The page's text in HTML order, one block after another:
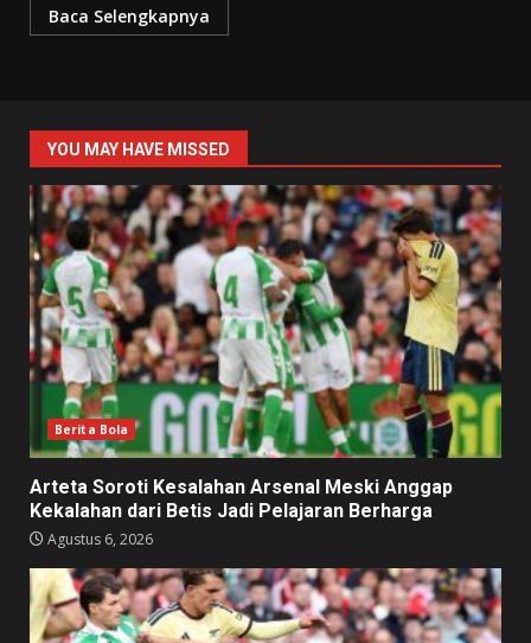
Baca Selengkapnya
YOU MAY HAVE MISSED
Berita Bola
Arteta Soroti Kesalahan Arsenal Meski Anggap
Kekalahan dari Betis Jadi Pelajaran Berharga
Agustus 6, 2026